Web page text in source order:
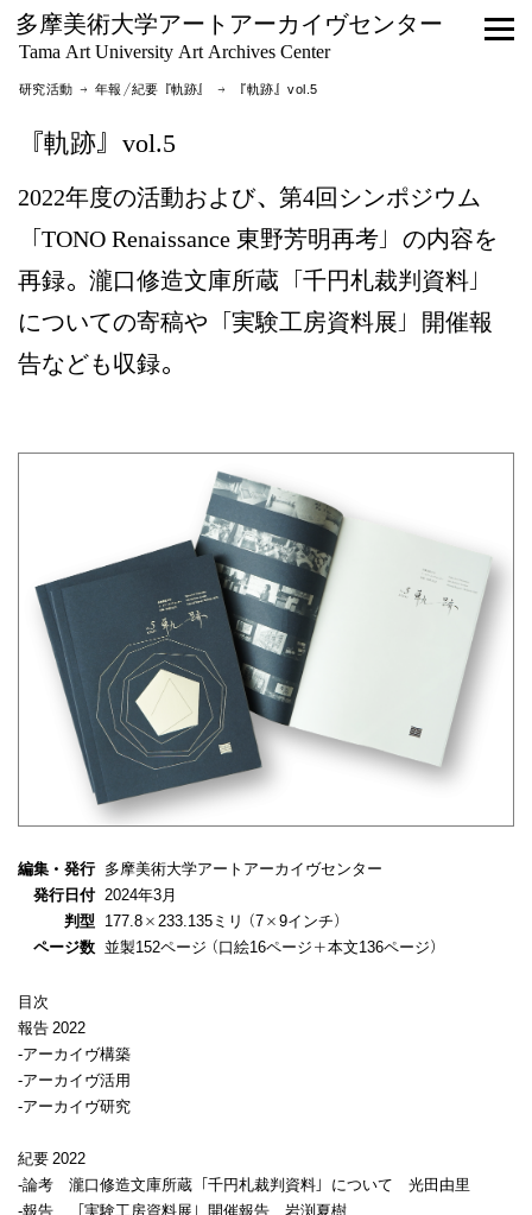
多摩美術大学アートアーカイヴセンター
Tama Art University Art Archives Center
研究活動 →年報／紀要『軌跡』 → 『軌跡』vol.5
『軌跡』vol.5
2022年度の活動および、第4回シンポジウム
「TONO Renaissance 東野芳明再考」の内容を
再録。瀧口修造文庫所蔵「千円札裁判資料」
についての寄稿や「実験工房資料展」開催報
告なども収録。
編集・発行 多摩美術大学アートアーカイヴセンター
発行日付 2024年3月
判型 177.8×233.135ミリ（7×9インチ）
ページ数 並製152ページ（口絵16ページ＋本文136ページ）
目次
報告 2022
-アーカイヴ構築
-アーカイヴ活用
-アーカイヴ研究
紀要 2022
-論考 瀧口修造文庫所蔵「千円札裁判資料」について 光田由里
-報告 「実験工房資料展」開催報告 岩渕夏樹